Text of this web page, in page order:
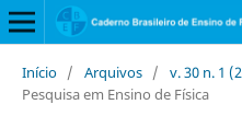
Início / Arquivos / v. 30 n. 1
Pesquisa em Ensino de Física